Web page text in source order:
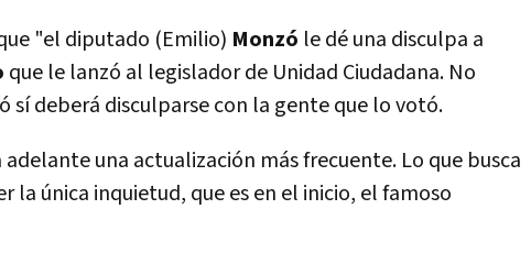
"el diputado (Emilio) Monzó le dé una disculpa a
que le lanzó al legislador de Unidad Ciudadana. No
sí­ deberá disculparse con la gente que lo votó.
una actualización más frecuente. Lo que busca
la única inquietud, que es en el inicio, el famoso